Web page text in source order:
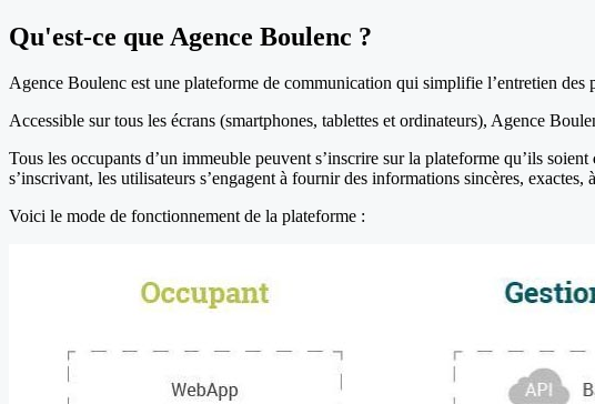
Qu'est-ce que Agence Boulenc ?
Agence Boulenc est une plateforme de communication qui simplifie l’entretien des
Accessible sur tous les écrans (smartphones, tablettes et ordinateurs), Agence
Tous les occupants d’un immeuble peuvent s’inscrire sur la plateforme qu’ils soient
s’inscrivant, les utilisateurs s’engagent à fournir des informations sincères, exactes,
Voici le mode de fonctionnement de la plateforme :